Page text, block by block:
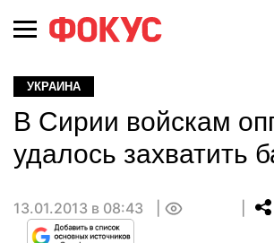
УКРАИНА
В Сирии войскам
удалось захватить
13.01.2013 в 08:43